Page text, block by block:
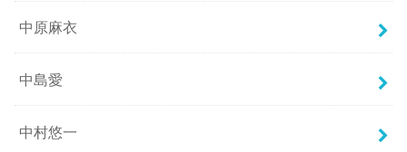
中原麻衣
中島愛
中村悠一